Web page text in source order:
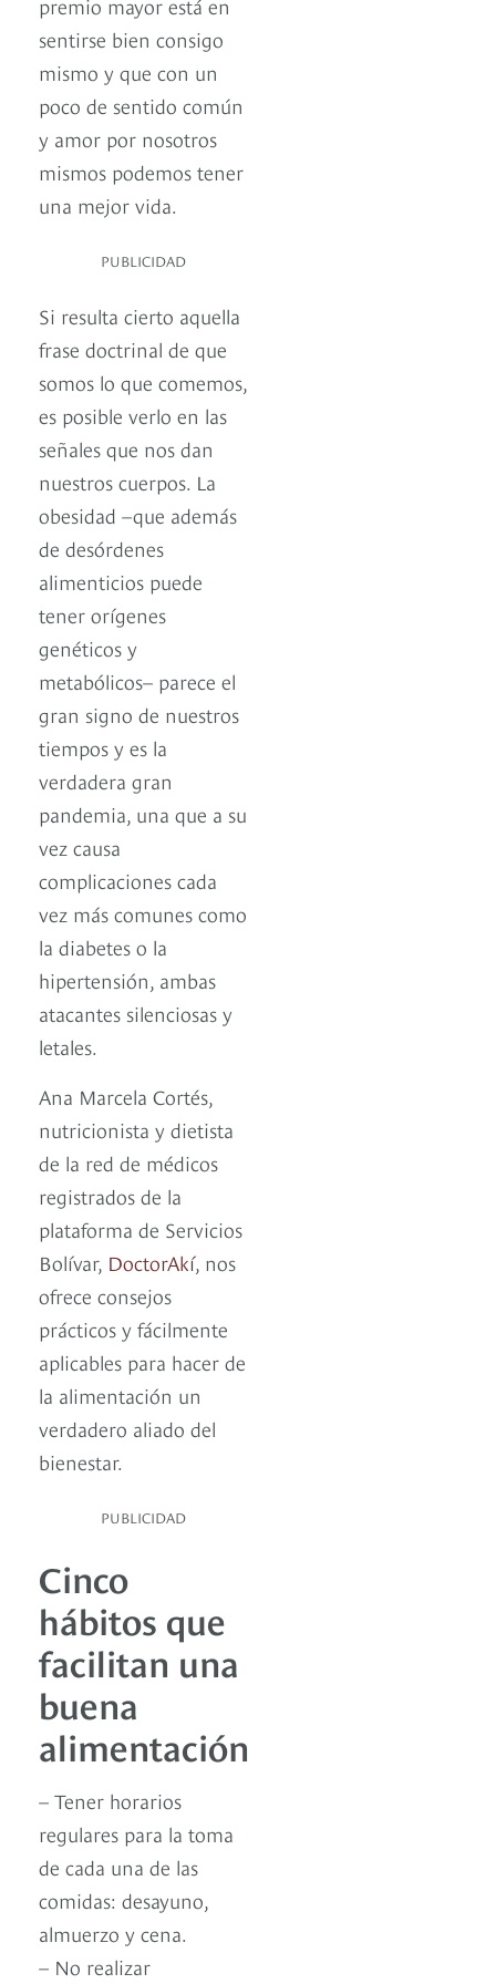
sentirse bien consigo
mismo y que con un
poco de sentido común
y amor por nosotros
mismos podemos tener
una mejor vida.
PUBLICIDAD
Si resulta cierto aquella
frase doctrinal de que
somos lo que comemos,
es posible verlo en las
señales que nos dan
nuestros cuerpos. La
obesidad –que además
de desórdenes
alimenticios puede
tener orígenes
genéticos y
metabólicos– parece el
gran signo de nuestros
tiempos y es la
verdadera gran
pandemia, una que a su
vez causa
complicaciones cada
vez más comunes como
la diabetes o la
hipertensión, ambas
atacantes silenciosas y
letales.
Ana Marcela Cortés,
nutricionista y dietista
de la red de médicos
registrados de la
plataforma de Servicios
Bolívar, DoctorAkí, nos
ofrece consejos
prácticos y fácilmente
aplicables para hacer de
la alimentación un
verdadero aliado del
bienestar.
PUBLICIDAD
Cinco
hábitos que
facilitan una
buena
alimentación
– Tener horarios
regulares para la toma
de cada una de las
comidas: desayuno,
almuerzo y cena.
– No realizar